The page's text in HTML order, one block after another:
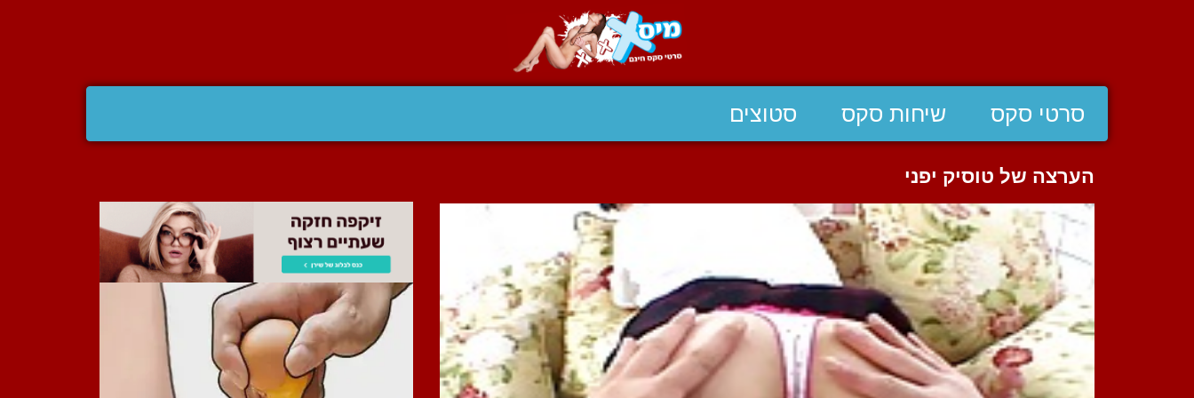
סרטי סקס שיחות סקס סטוצים
הערצה של טוסיק יפני